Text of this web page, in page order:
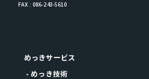
FAX : 086-243-5610
めっきサービス
- めっき技術